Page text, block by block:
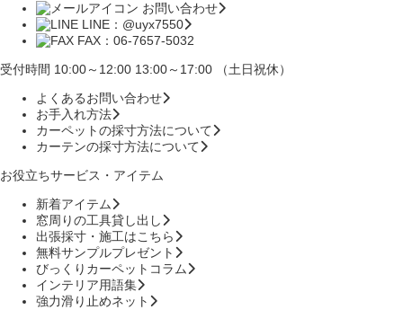
お問い合わせ
LINE：@uyx7550
FAX：06-7657-5032
受付時間 10:00～12:00 13:00～17:00 （土日祝休）
よくあるお問い合わせ
お手入れ方法
カーペットの採寸方法について
カーテンの採寸方法について
お役立ちサービス・アイテム
新着アイテム
窓周りの工具貸し出し
出張採寸・施工はこちら
無料サンプルプレゼント
びっくりカーペットコラム
インテリア用語集
強力滑り止めネット